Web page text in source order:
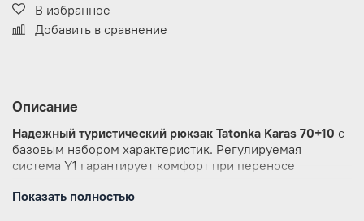
В избранное
Добавить в сравнение
Описание
Надежный туристический рюкзак Tatonka Karas 70+10 с
базовым набором характеристик. Регулируемая
система Y1 гарантирует комфорт при переносе
Показать полностью